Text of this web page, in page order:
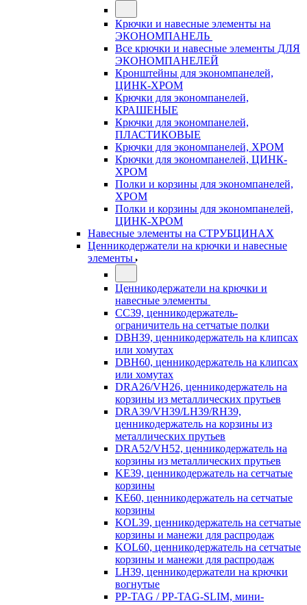
Крючки и навесные элементы на
ЭКОНОМПАНЕЛЬ
Все крючки и навесные элементы ДЛЯ
ЭКОНОМПАНЕЛЕЙ
Кронштейны для экономпанелей,
ЦИНК-ХРОМ
Крючки для экономпанелей,
КРАШЕНЫЕ
Крючки для экономпанелей,
ПЛАСТИКОВЫЕ
Крючки для экономпанелей, ХРОМ
Крючки для экономпанелей, ЦИНК-
ХРОМ
Полки и корзины для экономпанелей,
ХРОМ
Полки и корзины для экономпанелей,
ЦИНК-ХРОМ
Навесные элементы на СТРУБЦИНАХ
Ценникодержатели на крючки и навесные
элементы
Ценникодержатели на крючки и
навесные элементы
CC39, ценникодержатель-
ограничитель на сетчатые полки
DBH39, ценникодержатель на клипсах
или хомутах
DBH60, ценникодержатель на клипсах
или хомутах
DRA26/VH26, ценникодержатель на
корзины из металлических прутьев
DRA39/VH39/LH39/RH39,
ценникодержатель на корзины из
металлических прутьев
DRA52/VH52, ценникодержатель на
корзины из металлических прутьев
KE39, ценникодержатель на сетчатые
корзины
KE60, ценникодержатель на сетчатые
корзины
KOL39, ценникодержатель на сетчатые
корзины и манежи для распродаж
KOL60, ценникодержатель на сетчатые
корзины и манежи для распродаж
LH39, ценникодержатели на крючки
вогнутые
PP-TAG / PP-TAG-SLIM, мини-